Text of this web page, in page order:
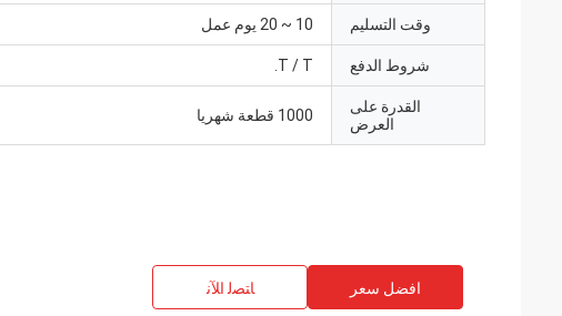
وقت التسليم 10 ~ 20 يوم عمل
شروط الدفع T / T.
القدرة على
العرض
1000 قطعة شهريا
افضل سعر ﺎﺘﺼﻟ ﺍﻶﻧ